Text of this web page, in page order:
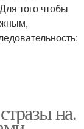
того чтобы
на.